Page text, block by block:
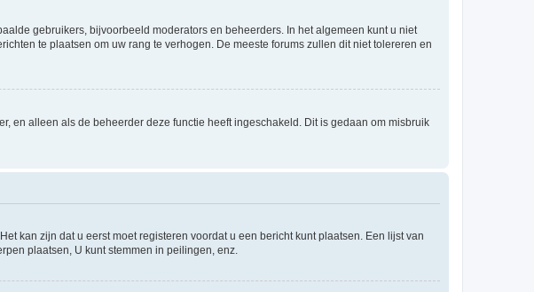
gebruikers, bijvoorbeeld moderators en beheerders. In het algemeen kunt u niet
te plaatsen om uw rang te verhogen. De meeste forums zullen dit niet tolereren en
en alleen als de beheerder deze functie heeft ingeschakeld. Dit is gedaan om misbruik
kan zijn dat u eerst moet registeren voordat u een bericht kunt plaatsen. Een lijst van
plaatsen, U kunt stemmen in peilingen, enz.